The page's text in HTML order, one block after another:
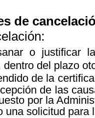
de
o justificar
del plazo
de la
de las
por la
una solicitud